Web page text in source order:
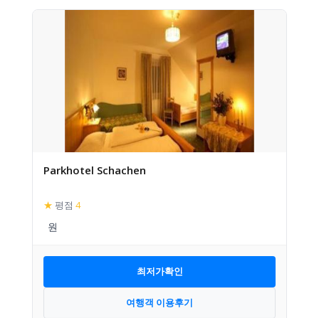
Parkhotel Schachen
★ 평점 4
최저가확인
여행객 이용후기